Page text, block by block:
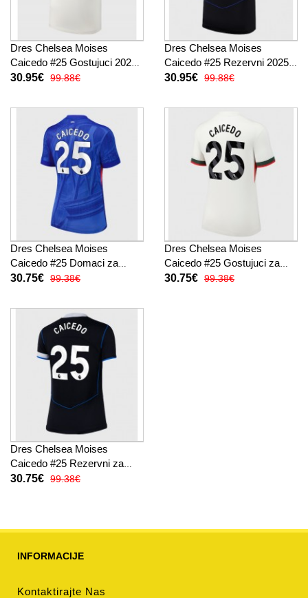
Dres Chelsea Moises
Caicedo #25 Gostujuci 2025-
26 Kratak Rukav
30.95€ 99.88€
Dres Chelsea Moises
Caicedo #25 Rezervni 2025-
26 Kratak Rukav
30.95€ 99.88€
Dres Chelsea Moises
Caicedo #25 Domaci za
Žensko 2025-26 Kratak
30.75€ 99.38€
Dres Chelsea Moises
Caicedo #25 Gostujuci za
Žensko 2025-26 Kratak
30.75€ 99.38€
Dres Chelsea Moises
Caicedo #25 Rezervni za
Žensko 2025-26 Kratak
30.75€ 99.38€
INFORMACIJE
Kontaktirajte Nas